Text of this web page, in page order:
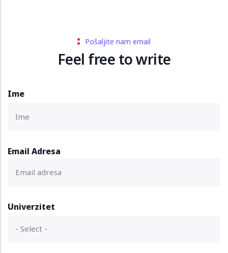
Pošaljite nam email
Feel free to write
Ime
Email Adresa
Univerzitet